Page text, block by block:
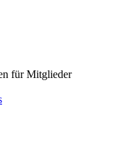
für Mitglieder